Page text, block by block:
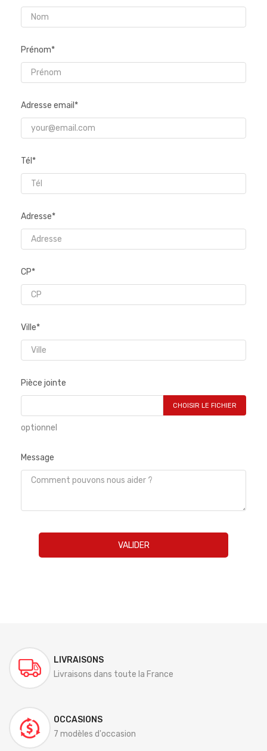
Prénom*
Adresse email*
Tél*
Adresse*
CP*
Ville*
Pièce jointe
CHOISIR LE FICHIER
optionnel
Message
VALIDER
LIVRAISONS
Livraisons dans toute la France
OCCASIONS
7 modèles d'occasion